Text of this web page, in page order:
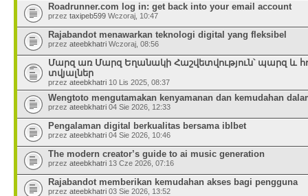
Roadrunner.com log in: get back into your email account
przez taxipeb599 Wczoraj, 10:47
Rajabandot menawarkan teknologi digital yang fleksibel
przez ateebkhatri Wczoraj, 08:56
Մարզ առ Մարզ Եղանակի Հաշվետվություն՝ պարզ և
տվյալներ
przez ateebkhatri 10 Lis 2025, 08:37
Wengtoto mengutamakan kenyamanan dan kemudahan
przez ateebkhatri 04 Sie 2026, 12:33
Pengalaman digital berkualitas bersama iblbet
przez ateebkhatri 04 Sie 2026, 10:46
The modern creator’s guide to ai music generation
przez ateebkhatri 13 Cze 2026, 07:16
Rajabandot memberikan kemudahan akses bagi pengguna
przez ateebkhatri 03 Sie 2026, 13:52